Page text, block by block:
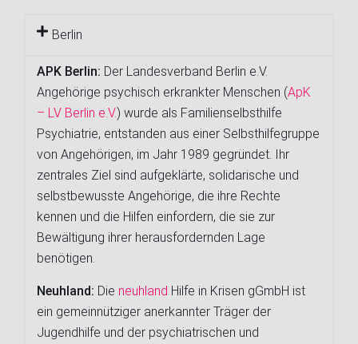
Berlin
APK Berlin: Der Landesverband Berlin e.V.
Angehörige psychisch erkrankter Menschen (ApK
– LV Berlin e.V.) wurde als Familienselbsthilfe
Psychiatrie, entstanden aus einer Selbsthilfegruppe
von Angehörigen, im Jahr 1989 gegründet. Ihr
zentrales Ziel sind aufgeklärte, solidarische und
selbstbewusste Angehörige, die ihre Rechte
kennen und die Hilfen einfordern, die sie zur
Bewältigung ihrer herausfordernden Lage
benötigen.
Neuhland: Die neuhland Hilfe in Krisen gGmbH ist
ein gemeinnütziger anerkannter Träger der
Jugendhilfe und der psychiatrischen und